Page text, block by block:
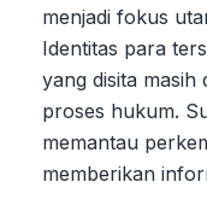
menjadi fokus
Identitas para
yang disita masih
proses hukum.
memantau
memberikan